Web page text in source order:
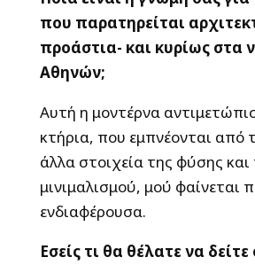
που παρατηρείται
προάστια- και κυρίως στα
Αθηνών;
Αυτή η μοντέρνα
κτήρια, που εμπνέονται από
άλλα στοιχεία της φύσης και
μινιμαλισμού, μού φαίνεται
ενδιαφέρουσα.
Εσείς τι θα θέλατε να δείτε